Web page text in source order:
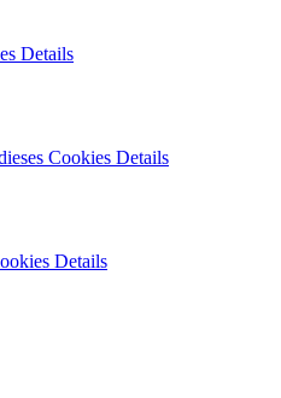
Details
Cookies Details
Details